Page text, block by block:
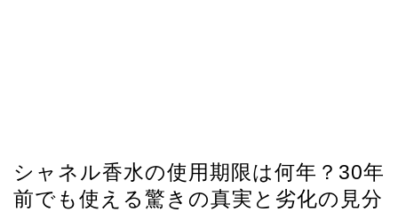
シャネル香水の使用期限は何年？30年
前でも使える驚きの真実と劣化の見分